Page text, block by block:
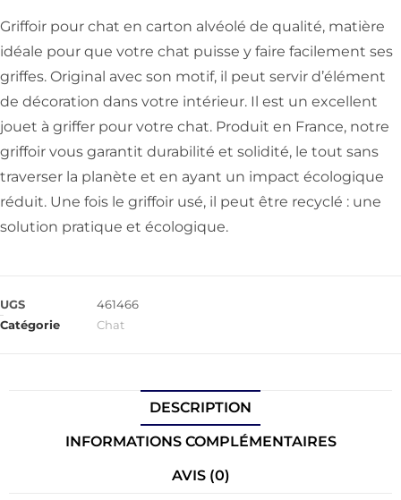
Griffoir pour chat en carton alvéolé de qualité, matière
idéale pour que votre chat puisse y faire facilement ses
griffes. Original avec son motif, il peut servir d’élément
de décoration dans votre intérieur. Il est un excellent
jouet à griffer pour votre chat. Produit en France, notre
griffoir vous garantit durabilité et solidité, le tout sans
traverser la planète et en ayant un impact écologique
réduit. Une fois le griffoir usé, il peut être recyclé : une
solution pratique et écologique.
UGS
461466
Catégorie
Chat
DESCRIPTION
INFORMATIONS COMPLÉMENTAIRES
AVIS (0)